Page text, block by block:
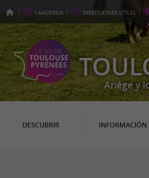
LAAGENDA DIRECCIONES ÚTILES
Ariège y
DESCUBRIR INFORMACIÓN